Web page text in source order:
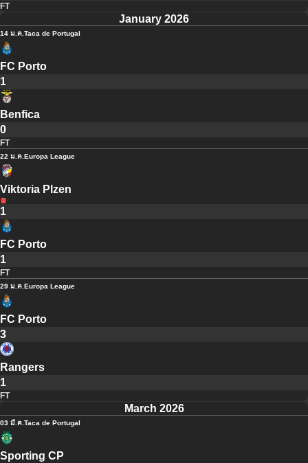
FT
January 2026
14 ม.ค.Taca de Portugal
FC Porto
1
Benfica
0
FT
22 ม.ค. Europa League
Viktoria Plzen
1
FC Porto
1
FT
29 ม.ค. Europa League
FC Porto
3
Rangers
1
FT
March 2026
03 มี.ค.Taca de Portugal
Sporting CP